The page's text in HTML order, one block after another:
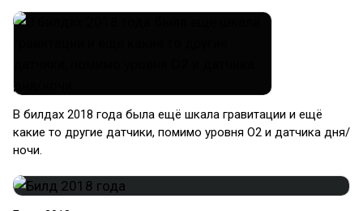
В билдах 2018 года была ещё шкала гравитации и ещё
какие то другие датчики, помимо уровня O2 и датчика дня/
ночи.